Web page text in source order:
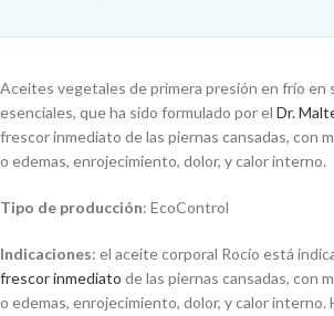
Aceites vegetales de primera presión en frío en
esenciales, que ha sido formulado por el Dr.
frescor inmediato de las piernas cansadas, con
o edemas, enrojecimiento, dolor, y calor interno.
Tipo de producción: EcoControl
Indicaciones: el aceite corporal Rocío está
frescor inmediato de las piernas cansadas, con
o edemas, enrojecimiento, dolor, y calor interno.